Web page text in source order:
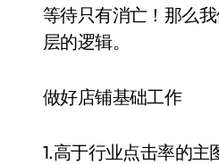
等待只有消亡！那么
层的逻辑。
做好店铺基础工作
1.高于行业点击率的